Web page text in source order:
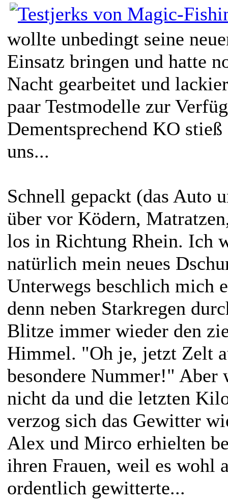
wollte unbedingt seine
Einsatz bringen und hatte
Nacht gearbeitet und
paar Testmodelle zur
Dementsprechend KO
uns...
Schnell gepackt (das Auto
über vor Ködern,
los in Richtung Rhein. Ich
natürlich mein neues
Unterwegs beschlich mich
denn neben Starkregen
Blitze immer wieder den
Himmel. "Oh je, jetzt Zelt
besondere Nummer!" Aber
nicht da und die letzten
verzog sich das Gewitter
Alex und Mirco erhielten
ihren Frauen, weil es wohl
ordentlich gewitterte...